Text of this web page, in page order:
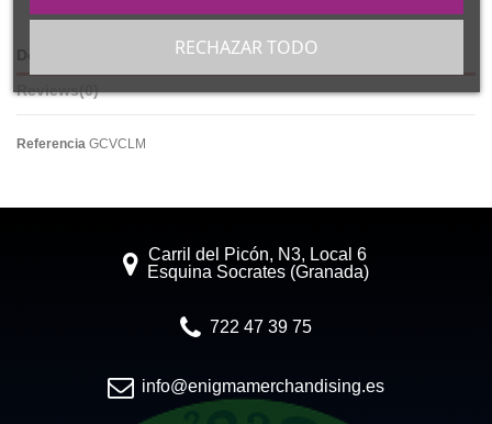
Detalles del producto
Reviews(0)
Referencia GCVCLM
Carril del Picón, N3, Local 6
Esquina Socrates (Granada)
722 47 39 75
info@enigmamerchandising.es
RECHAZAR TODO